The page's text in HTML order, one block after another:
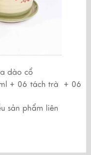
dào cổ
+ 06 tách trà + 06
sản phẩm liên